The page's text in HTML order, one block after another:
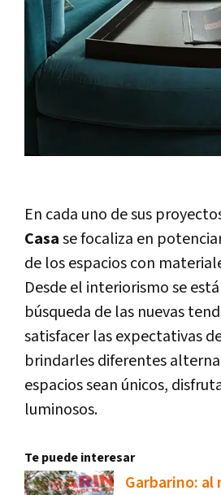
En cada uno de sus
Casase focaliza en
de los espacios con
Desde el interiorismo se
búsqueda de las nuevas
satisfacer las expectativas
brindarles diferentes
espacios sean únicos,
luminosos.
Te puede interesar
Garbarino: al